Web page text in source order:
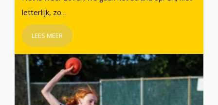
letterlijk, zo…
LEES MEER